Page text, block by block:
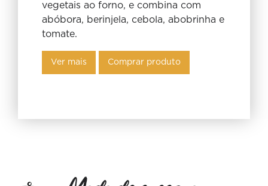
vegetais ao forno, e combina com
abóbora, berinjela, cebola, abobrinha e
tomate.
Ver mais Comprar produto